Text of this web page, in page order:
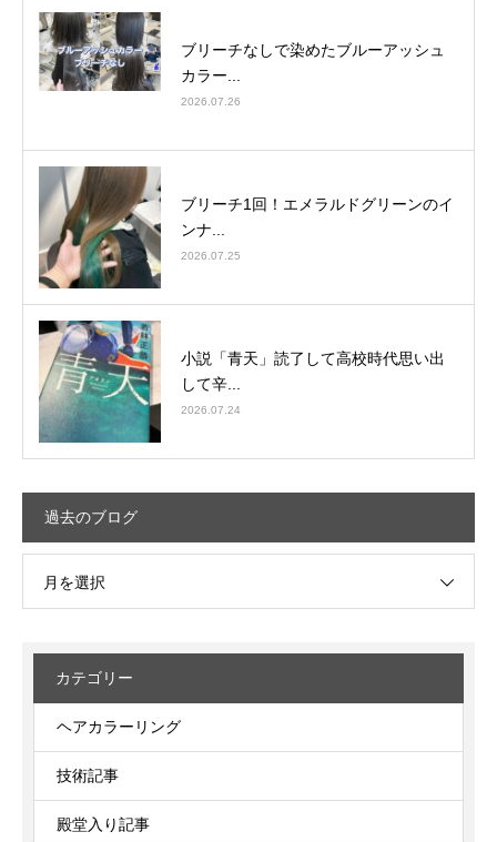
ブリーチなしで染めたブルーアッシュ
カラー...
2026.07.26
ブリーチ1回！エメラルドグリーンのイ
ンナ...
2026.07.25
小説「青天」読了して高校時代思い出
して辛...
2026.07.24
過去のブログ
月を選択
カテゴリー
ヘアカラーリング
技術記事
殿堂入り記事